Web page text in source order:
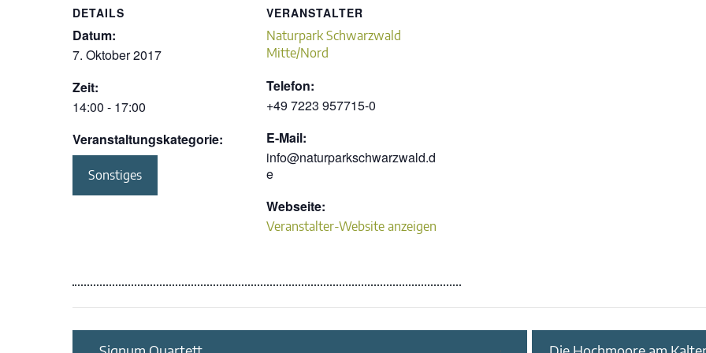
DETAILS
Datum:
7. Oktober 2017
Zeit:
14:00 - 17:00
Veranstaltungskategorie:
Sonstiges
VERANSTALTER
Naturpark Schwarzwald
Mitte/Nord
Telefon:
+49 7223 957715-0
E-Mail:
info@naturparkschwarzwald.d
e
Webseite:
Veranstalter-Website anzeigen